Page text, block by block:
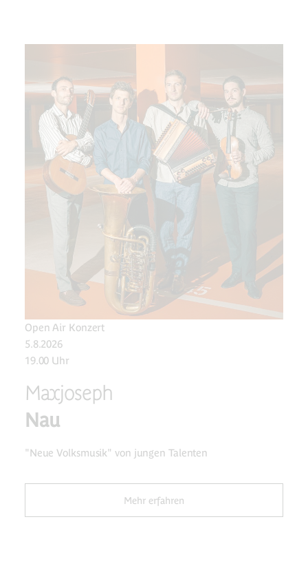
Open Air Konzert
5.8.2026
19.00 Uhr
Maxjoseph
Nau
"Neue Volksmusik" von jungen Talenten
Mehr erfahren